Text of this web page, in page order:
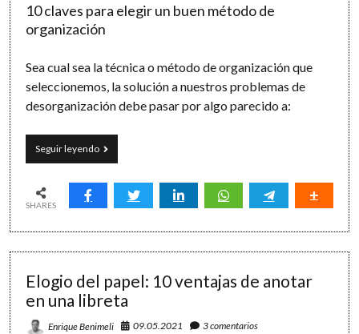
10 claves para elegir un buen método de
organización
Sea cual sea la técnica o método de organización que
seleccionemos, la solución a nuestros problemas de
desorganización debe pasar por algo parecido a:
Seguir leyendoOrganización
personal:
método
definitivo
SHARES
Elogio del papel: 10 ventajas de anotar
en una libreta
Enrique Benimeli 09.05.2021 3 comentarios